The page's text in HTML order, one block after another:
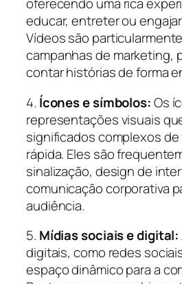
oferecendo uma rica
educar, entreter ou
Vídeos são
campanhas de marketing,
contar histórias de forma
4. Ícones e símbolos:Os
representações visuais
significados complexos de
rápida. Eles são
sinalização, design de
comunicação corporativa
audiência.
5. Mídias sociais e digital:
digitais, como redes
espaço dinâmico para a